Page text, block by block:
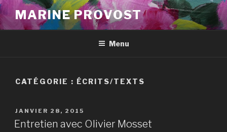
Aller
au
contenu
MARINE PROVOST
Menu
CATÉGORIE : ÉCRITS/TEXTS
PUBLIÉ
LE
JANVIER 28, 2015
Entretien avec Olivier Mosset